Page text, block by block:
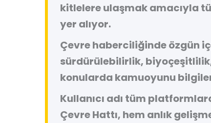
kitlelere ulaşmak amacıyla
yer alıyor.
Çevre haberciliğinde özgün
sürdürülebilirlik,
konularda kamuoyunu
Kullanıcı adı tüm
Çevre Hattı, hem anlık